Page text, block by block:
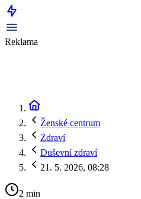
Reklama
Ženské centrum
Zdraví
Duševní zdraví
21. 5. 2026, 08:28
2 min